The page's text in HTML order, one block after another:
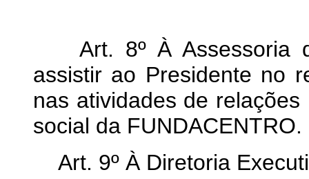
Art. 8º À Assessoria
assistir ao Presidente no
nas atividades de
social da FUNDACENTRO.
Art. 9º À Diretoria